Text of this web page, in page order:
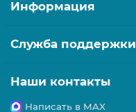
Информация
Служба поддержки
Наши контакты
Написать в MAX